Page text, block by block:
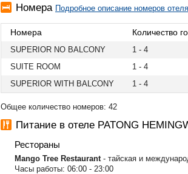
Номера Подробное описание номеров
Номера Количество
SUPERIOR NO BALCONY 1 - 4
SUITE ROOM
1 - 4
SUPERIOR WITH BALCONY
1 - 4
Общее количество номеров: 42
Питание в отеле PATONG
Рестораны
Mango Tree Restaurant- тайская и
Часы работы: 06:00 - 23:00